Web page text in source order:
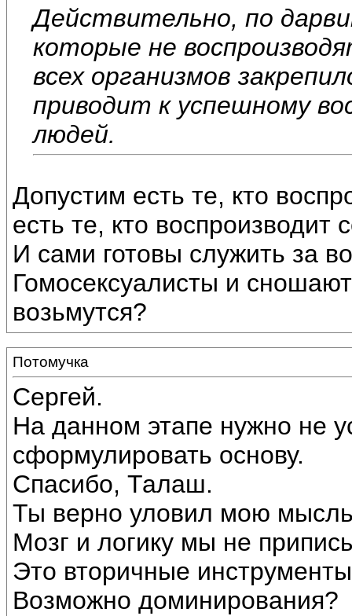
Действительно, по
которые не
всех организмов
приводит к успешному
людей.
Допустим есть те, кто
есть те, кто воспроизводит
И сами готовы служить за
Гомосексуалисты и
возьмутся?
Потомучка
Сергей.
На данном этапе нужно не
сформулировать основу.
Спасибо, Талаш.
Ты верно уловил мою
Мозг и логику мы не
Это вторичные
Возможно доминирования?